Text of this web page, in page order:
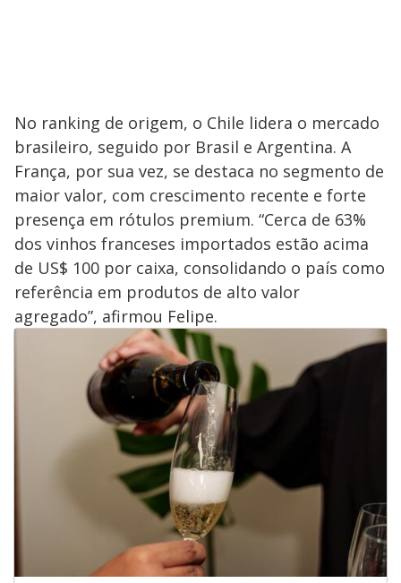
No ranking de origem, o Chile lidera o mercado
brasileiro, seguido por Brasil e Argentina. A
França, por sua vez, se destaca no segmento de
maior valor, com crescimento recente e forte
presença em rótulos premium. “Cerca de 63%
dos vinhos franceses importados estão acima
de US$ 100 por caixa, consolidando o país como
referência em produtos de alto valor
agregado”, afirmou Felipe.